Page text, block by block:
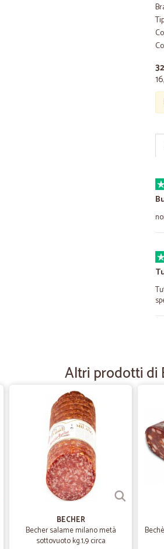
Altri prodotti di
BECHER
Becher salame milano metà
sottovuoto kg.1,9 circa